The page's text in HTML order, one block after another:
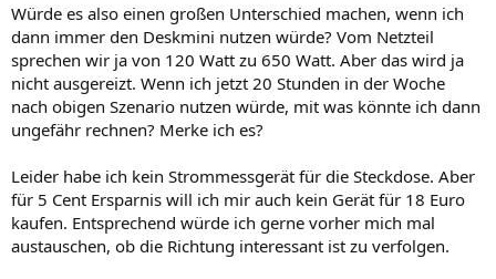
Würde es also einen großen Unterschied machen, wenn ich
dann immer den Deskmini nutzen würde? Vom Netzteil
sprechen wir ja von 120 Watt zu 650 Watt. Aber das wird ja
nicht ausgereizt. Wenn ich jetzt 20 Stunden in der Woche
nach obigen Szenario nutzen würde, mit was könnte ich dann
ungefähr rechnen? Merke ich es?
Leider habe ich kein Strommessgerät für die Steckdose. Aber
für 5 Cent Ersparnis will ich mir auch kein Gerät für 18 Euro
kaufen. Entsprechend würde ich gerne vorher mich mal
austauschen, ob die Richtung interessant ist zu verfolgen.